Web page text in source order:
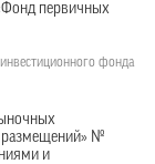
первичных
фонда
размещений» №
и